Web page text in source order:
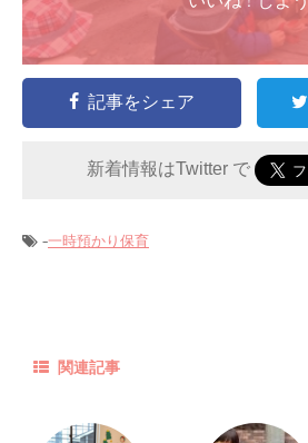
記事をシェア
新着情報はTwitter で
-一時預かり保育
関連記事